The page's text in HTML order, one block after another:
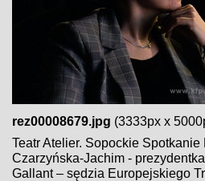
rez00008679.jpg (3333px x
Teatr Atelier. Sopockie
Czarzyńska-Jachim -
Gallant – sędzia Europejskiego